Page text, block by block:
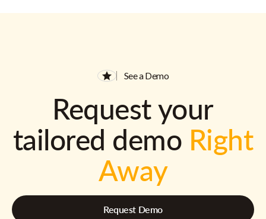
See a Demo
Request your
tailored demo Right
Away
Request Demo